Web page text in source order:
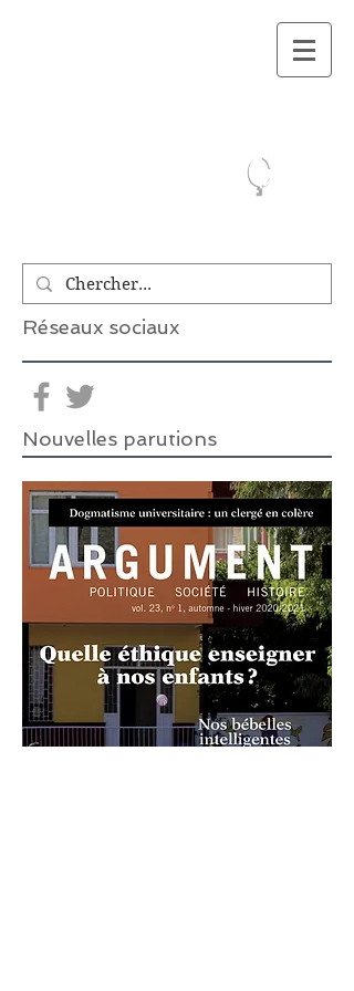
ç
On a lu.Ca
Réseaux sociaux
Nouvelles parutions